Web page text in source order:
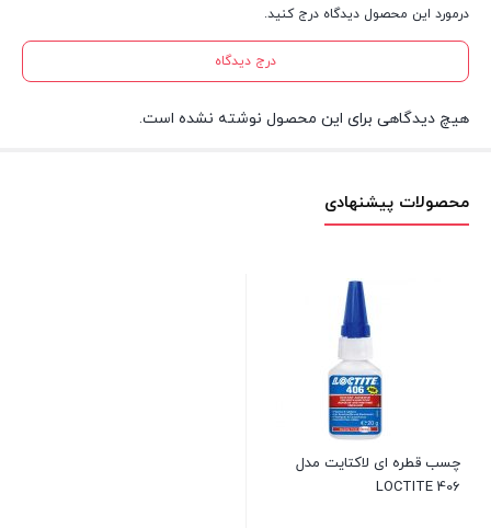
درمورد این محصول دیدگاه درج کنید.
درج دیدگاه
هیچ دیدگاهی برای این محصول نوشته نشده است.
محصولات پیشنهادی
چسب قطره ای لاکتایت مدل
LOCTITE 406